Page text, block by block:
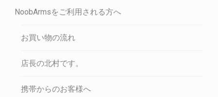
NoobArmsをご利用される方へ
お買い物の流れ
店長の北村です。
携帯からのお客様へ